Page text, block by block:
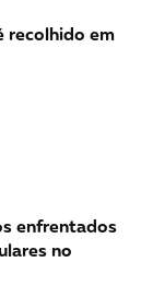
recolhido em
enfrentados
no